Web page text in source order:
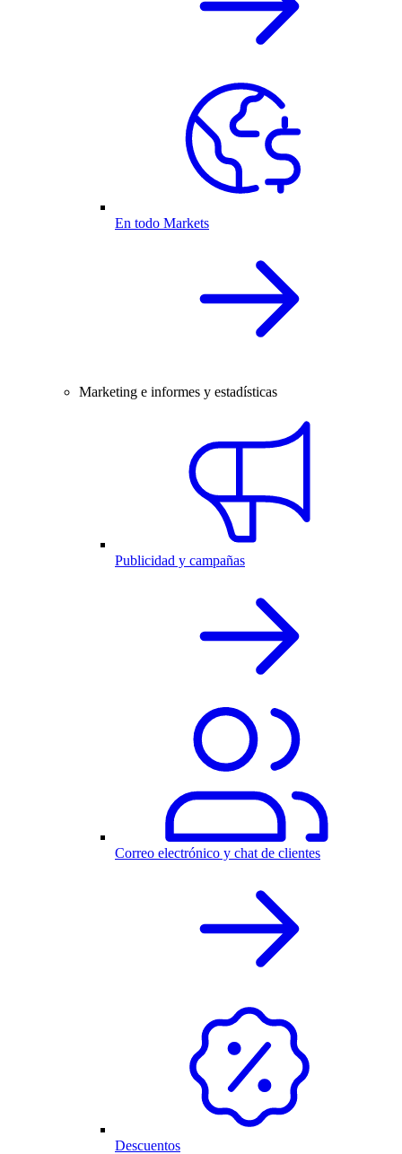
En todo Markets
Marketing e informes y estadísticas
Publicidad y campañas
Correo electrónico y chat de clientes
Descuentos